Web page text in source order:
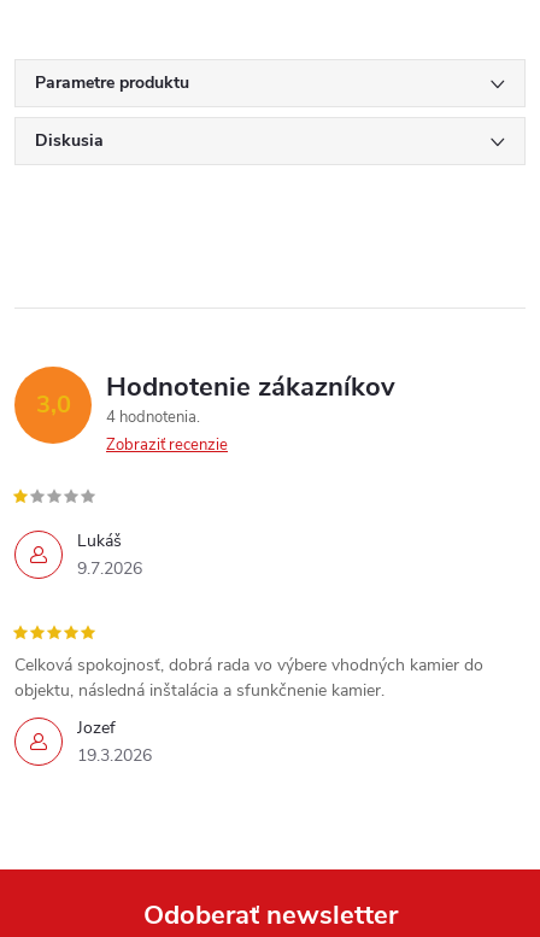
Parametre produktu
Diskusia
3,0 Hodnotenie zákazníkov
4 hodnotenia
Zobraziť recenzie
Lukáš
9.7.2026
Jozef
19.3.2026
Celková spokojnosť, dobrá rada vo výbere vhodných kamier do
objektu, následná inštalácia a sfunkčnenie kamier.
Odoberať newsletter